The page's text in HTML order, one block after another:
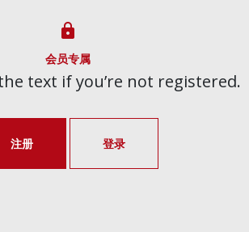

会员专属
text if you’re not registered.
注册 登录